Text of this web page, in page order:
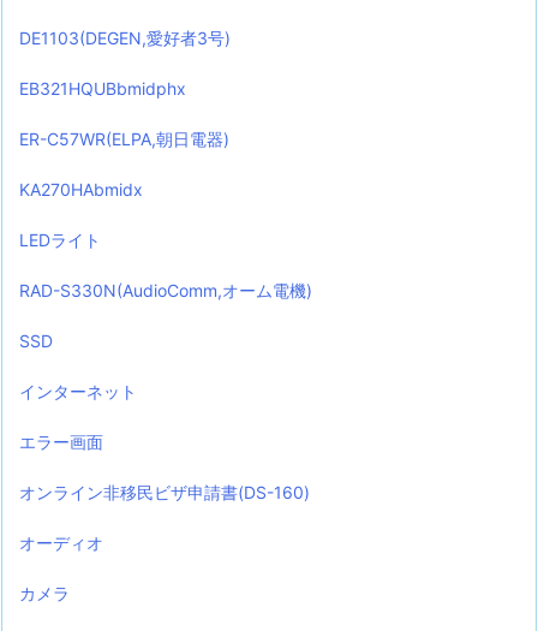
DE1103(DEGEN,愛好者3号)
EB321HQUBbmidphx
ER-C57WR(ELPA,朝日電器)
KA270HAbmidx
LEDライト
RAD-S330N(AudioComm,オーム電機)
SSD
インターネット
エラー画面
オンライン非移民ビザ申請書(DS-160)
オーディオ
カメラ